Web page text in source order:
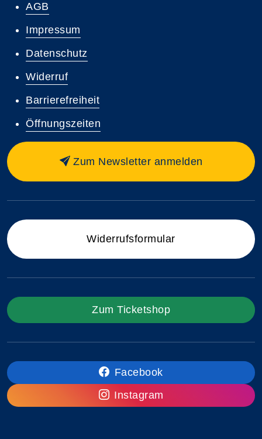
AGB
Impressum
Datenschutz
Widerruf
Barrierefreiheit
Öffnungszeiten
Zum Newsletter anmelden
Widerrufsformular
Zum Ticketshop
Facebook
Instagram